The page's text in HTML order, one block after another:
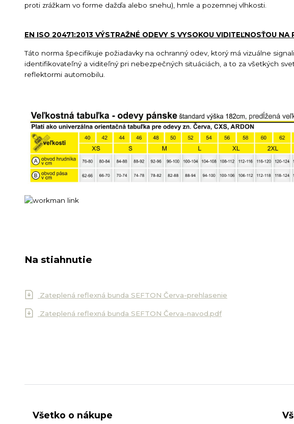
proti zrážkam vo forme dažďa alebo snehu), hmle a pozemnej vlhkosti.
EN ISO 20471:2013 VÝSTRAŽNÉ ODEVY S VYSOKOU VIDITEĽNOSŤOU NA
Táto norma špecifikuje požiadavky na ochranný odev, ktorý má vizuálne
identifikovateľný a viditeľný pri nebezpečných situáciách, a to za všetkých
reflektormi automobilu.
Na stiahnutie
Zateplená reflexná bunda SEFTON Červa-prehlasenie
Zateplená reflexná bunda SEFTON Červa-navod.pdf
Všetko o nákupe